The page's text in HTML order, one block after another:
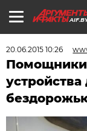
20.06.2015 10:26